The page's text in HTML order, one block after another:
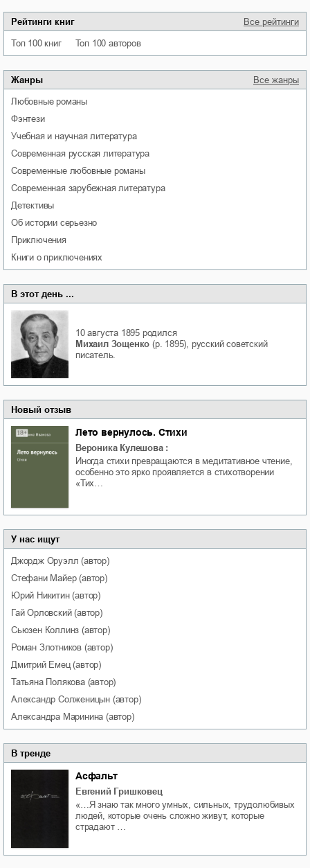
Рейтинги книг Все рейтинги
Топ 100 книг Топ 100 авторов
Жанры Все жанры
любовные романы
фэнтези
учебная и научная литература
современная русская литература
современные любовные романы
современная зарубежная литература
детективы
об истории серьезно
приключения
книги о приключениях
В этот день ...
10 августа 1895 родился
Михаил Зощенко (р. 1895), русский советский
писатель.
Новый отзыв
Лето вернулось. Стихи
Вероника Кулешова :
Иногда стихи превращаются в медитативное чтение,
особенно это ярко проявляется в стихотворении
«Тих…
У нас ищут
Джордж Оруэлл (автор)
Стефани Майер(автор)
Юрий Никитин(автор)
Гай Орловский(автор)
Сьюзен Коллинз (автор)
Роман Злотников (автор)
Дмитрий Емец(автор)
Татьяна Полякова(автор)
Александр Солженицын (автор)
Александра Маринина (автор)
В тренде
Асфальт
Евгений Гришковец
«…Я знаю так много умных, сильных, трудолюбивых
людей, которые очень сложно живут, которые
страдают …